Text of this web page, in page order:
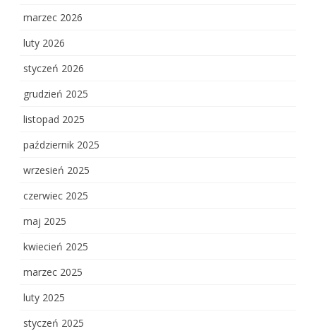
marzec 2026
luty 2026
styczeń 2026
grudzień 2025
listopad 2025
październik 2025
wrzesień 2025
czerwiec 2025
maj 2025
kwiecień 2025
marzec 2025
luty 2025
styczeń 2025